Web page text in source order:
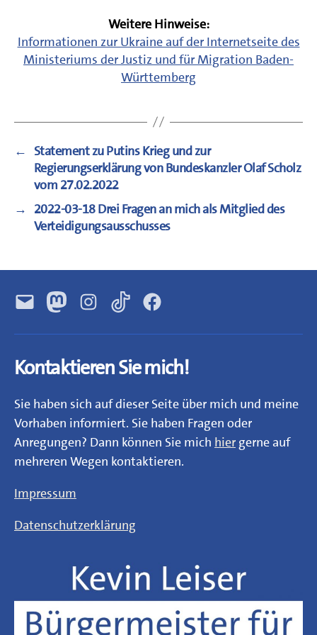
Weitere Hinweise:
Informationen zur Ukraine auf der Internetseite des
Ministeriums der Justiz und für Migration Baden-
Württemberg
← Statement zu Putins Krieg und zur
Regierungserklärung von Bundeskanzler Olaf Scholz
vom 27.02.2022
→ 2022-03-18 Drei Fragen an mich als Mitglied des
Verteidigungsausschusses
E-
MastodonInstagramTikTokFacebook
Kontaktieren Sie mich!
Sie haben sich auf dieser Seite über mich und meine
Vorhaben informiert. Sie haben Fragen oder
Anregungen? Dann können Sie mich hier gerne auf
mehreren Wegen kontaktieren.
Impressum
Datenschutzerklärung